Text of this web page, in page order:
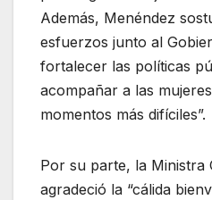
Además, Menéndez
esfuerzos junto al
fortalecer las políticas
acompañar a las
momentos más difíciles”.
Por su parte, la Ministra
agradeció la “cálida